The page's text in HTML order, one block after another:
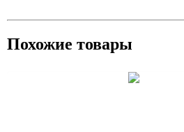
Похожие товары